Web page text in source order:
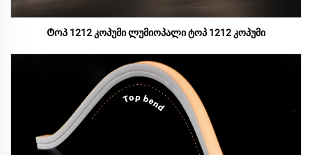
Ტოპ 1212 კოპუმი ლუმიოპალი ტოპ 1212 კოპუმი